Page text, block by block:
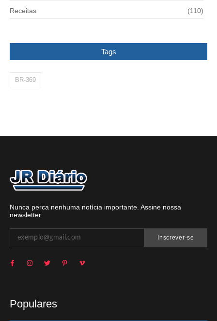
Receitas (110)
Tags
BR-369
Nunca perca nenhuma notícia importante. Assine nossa
newsletter
Inscrever-se
Populares